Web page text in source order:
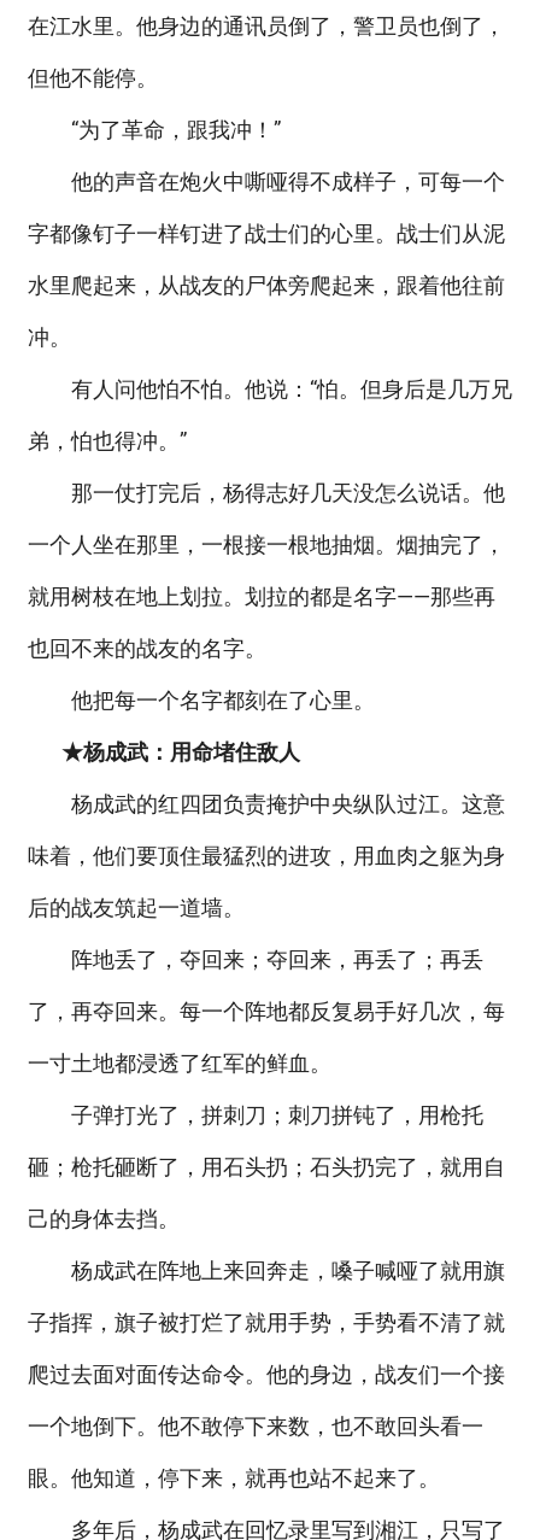
在江水里。他身边的通讯员倒了，警卫员也倒了，
但他不能停。
“为了革命，跟我冲！”
他的声音在炮火中嘶哑得不成样子，可每一个
字都像钉子一样钉进了战士们的心里。战士们从泥
水里爬起来，从战友的尸体旁爬起来，跟着他往前
冲。
有人问他怕不怕。他说：“怕。但身后是几万兄
弟，怕也得冲。”
那一仗打完后，杨得志好几天没怎么说话。他
一个人坐在那里，一根接一根地抽烟。烟抽完了，
就用树枝在地上划拉。划拉的都是名字——那些再
也回不来的战友的名字。
他把每一个名字都刻在了心里。
★杨成武：用命堵住敌人
杨成武的红四团负责掩护中央纵队过江。这意
味着，他们要顶住最猛烈的进攻，用血肉之躯为身
后的战友筑起一道墙。
阵地丢了，夺回来；夺回来，再丢了；再丢
了，再夺回来。每一个阵地都反复易手好几次，每
一寸土地都浸透了红军的鲜血。
子弹打光了，拼刺刀；刺刀拼钝了，用枪托
砸；枪托砸断了，用石头扔；石头扔完了，就用自
己的身体去挡。
杨成武在阵地上来回奔走，嗓子喊哑了就用旗
子指挥，旗子被打烂了就用手势，手势看不清了就
爬过去面对面传达命令。他的身边，战友们一个接
一个地倒下。他不敢停下来数，也不敢回头看一
眼。他知道，停下来，就再也站不起来了。
多年后，杨成武在回忆录里写到湘江，只写了